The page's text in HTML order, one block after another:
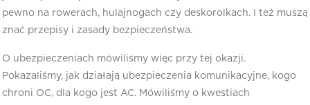
pewno na rowerach, hulajnogach czy deskorolkach. I też muszą
znać przepisy i zasady bezpieczeństwa.
O ubezpieczeniach mówiliśmy więc przy tej okazji.
Pokazaliśmy, jak działają ubezpieczenia komunikacyjne, kogo
chroni OC, dla kogo jest AC. Mówiliśmy o kwestiach